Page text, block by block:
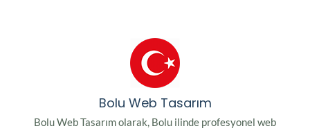
Bolu Web Tasarım
Bolu Web Tasarım olarak, Bolu ilinde profesyonel web